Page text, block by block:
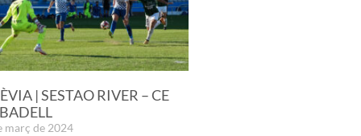
| SESTAO RIVER – CE
març de 2024